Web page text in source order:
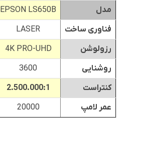
مدل EPSON LS650B
فناوری ساخت
LASER
رزولوشن
4K PRO-UHD
روشنایی
3600
کنتراست
2.500.000:1
عمر لامپ
20000